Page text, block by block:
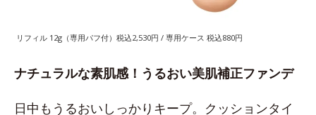
リフィル 12g（専用パフ付）税込2,530円 / 専用ケース 税込880円
ナチュラルな素肌感！うるおい美肌補正ファンデ
日中もうるおいしっかりキープ。クッションタイ